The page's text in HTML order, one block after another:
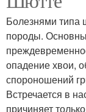
Болезнями типа
породы.
опадение хвои,
спороношений
Встречается в
причиняет